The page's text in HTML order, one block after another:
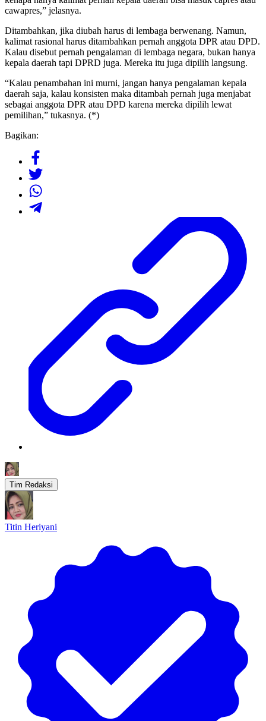
cawapres,” jelasnya.
Ditambahkan, jika diubah harus di lembaga berwenang. Namun,
kalimat rasional harus ditambahkan pernah anggota DPR atau DPD.
Kalau disebut pernah pengalaman di lembaga negara, bukan hanya
kepala daerah tapi DPRD juga. Mereka itu juga dipilih langsung.
“Kalau penambahan ini murni, jangan hanya pengalaman kepala
daerah saja, kalau konsisten maka ditambah pernah juga menjabat
sebagai anggota DPR atau DPD karena mereka dipilih lewat
pemilihan,” tukasnya. (*)
Bagikan:
Tim Redaksi
Titin Heriyani